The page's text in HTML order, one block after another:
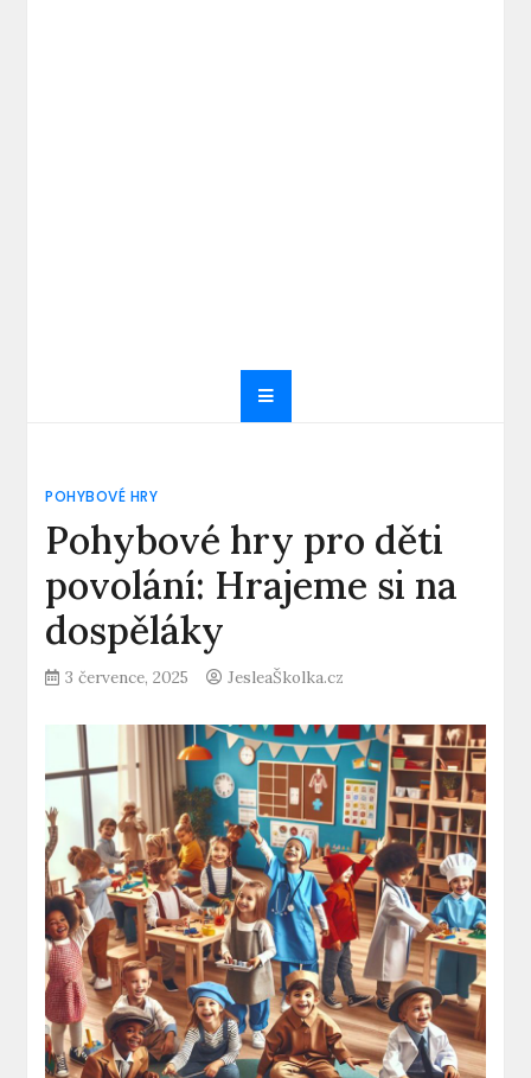
POHYBOVÉ HRY
Pohybové hry pro děti
povolání: Hrajeme si na
dospěláky
3 července, 2025 JesleaŠkolka.cz